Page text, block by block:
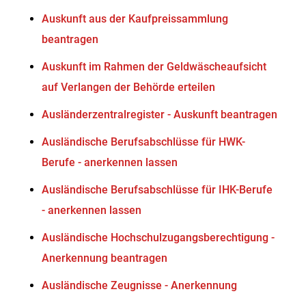
Auskunft aus der Kaufpreissammlung
beantragen
Auskunft im Rahmen der Geldwäscheaufsicht
auf Verlangen der Behörde erteilen
Ausländerzentralregister - Auskunft beantragen
Ausländische Berufsabschlüsse für HWK-
Berufe - anerkennen lassen
Ausländische Berufsabschlüsse für IHK-Berufe
- anerkennen lassen
Ausländische Hochschulzugangsberechtigung -
Anerkennung beantragen
Ausländische Zeugnisse - Anerkennung